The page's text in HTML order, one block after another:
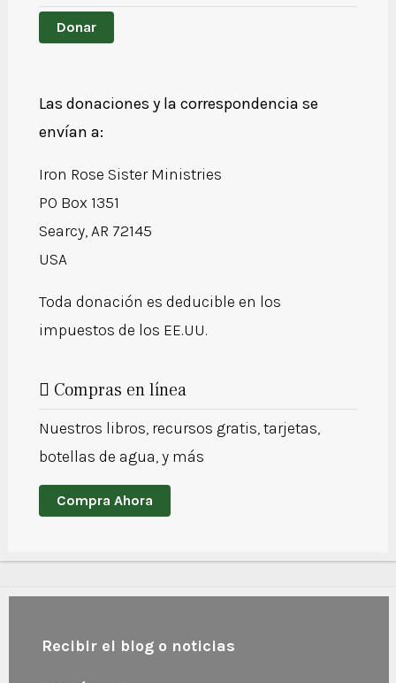
Donar
Las donaciones y la correspondencia se
envían a:
Iron Rose Sister Ministries
PO Box 1351
Searcy, AR 72145
USA
Toda donación es deducible en los
impuestos de los EE.UU.
Compras en línea
Nuestros libros, recursos gratis, tarjetas,
botellas de agua, y más
Compra Ahora
Recibir el blog o noticias